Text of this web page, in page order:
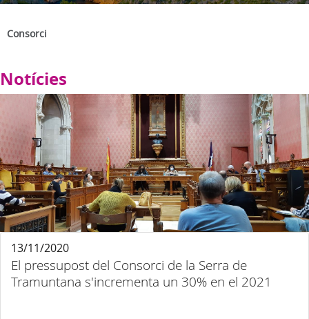
Consorci
Notícies
El pressupost del Consorci de la Serra de
Tramuntana s'incrementa un 30% en el 2021
13/11/2020